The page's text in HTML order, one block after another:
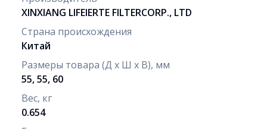
XINXIANG LIFEIERTE FILTERCORP., LTD
Страна происхождения
Китай
Размеры товара (Д х Ш х В), мм
55, 55, 60
Вес, кг
0.654